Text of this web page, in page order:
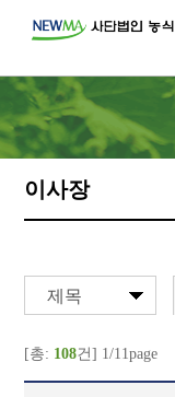
이사장
제목
[총: 108건] 1/11page